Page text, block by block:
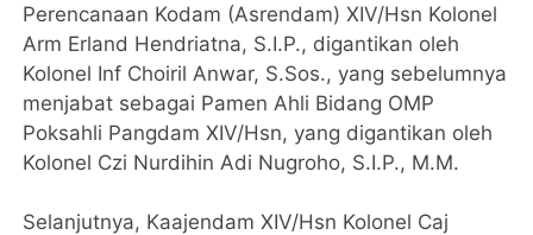
Perencanaan Kodam (Asrendam) XIV/Hsn Kolonel
Arm Erland Hendriatna, S.I.P., digantikan oleh
Kolonel Inf Choiril Anwar, S.Sos., yang sebelumnya
menjabat sebagai Pamen Ahli Bidang OMP
Poksahli Pangdam XIV/Hsn, yang digantikan oleh
Kolonel Czi Nurdihin Adi Nugroho, S.I.P., M.M.
Selanjutnya, Kaajendam XIV/Hsn Kolonel Caj